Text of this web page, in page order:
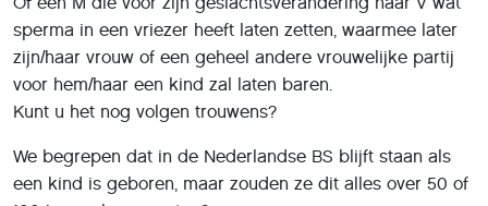
sperma in een vriezer heeft laten zetten, waarmee later
zijn/haar vrouw of een geheel andere vrouwelijke partij
voor hem/haar een kind zal laten baren.
Kunt u het nog volgen trouwens?
We begrepen dat in de Nederlandse BS blijft staan als
een kind is geboren, maar zouden ze dit alles over 50 of